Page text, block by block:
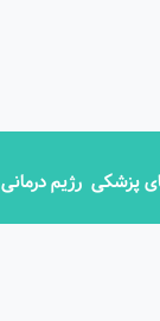
پزشکی رژیم درمانی